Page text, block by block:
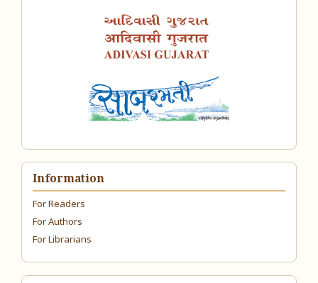
Information
For Readers
For Authors
For Librarians